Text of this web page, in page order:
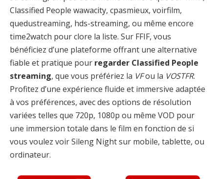
Classified People wawacity, cpasmieux, voirfilm,
quedustreaming, hds-streaming, ou même encore
time2watch pour clore la liste. Sur FFIF, vous
bénéficiez d’une plateforme offrant une alternative
fiable et pratique pour regarder Classified People
streaming, que vous préfériez la VFou la VOSTFR.
Profitez d’une expérience fluide et immersive adaptée
à vos préférences, avec des options de résolution
variées telles que 720p, 1080p ou même VOD pour
une immersion totale dans le film en fonction de si
vous voulez voir Sileng Night sur mobile, tablette, ou
ordinateur.